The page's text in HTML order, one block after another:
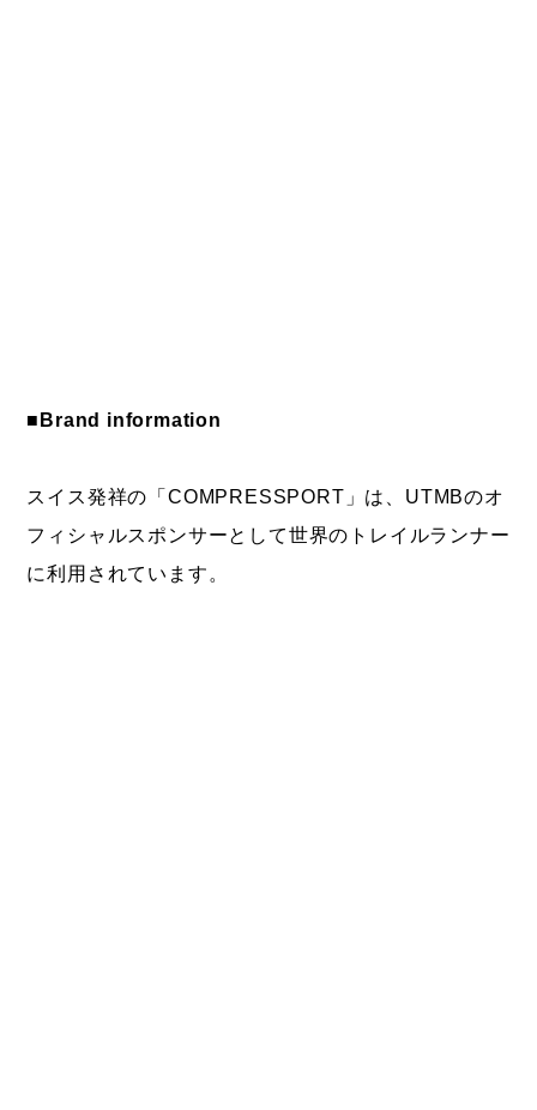
■Brand information
スイス発祥の「COMPRESSPORT」は、UTMBのオ
フィシャルスポンサーとして世界のトレイルランナー
に利用されています。